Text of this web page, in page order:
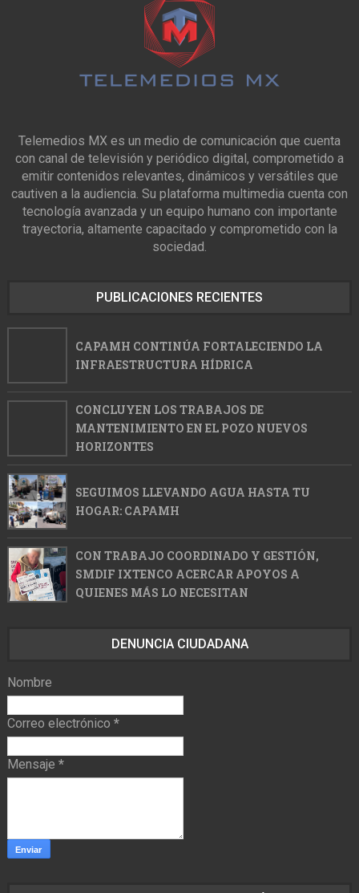
Telemedios MX es un medio de comunicación que cuenta
con canal de televisión y periódico digital, comprometido a
emitir contenidos relevantes, dinámicos y versátiles que
cautiven a la audiencia. Su plataforma multimedia cuenta con
tecnología avanzada y un equipo humano con importante
trayectoria, altamente capacitado y comprometido con la
sociedad.
PUBLICACIONES RECIENTES
CAPAMH CONTINÚA FORTALECIENDO LA
INFRAESTRUCTURA HÍDRICA
CONCLUYEN LOS TRABAJOS DE
MANTENIMIENTO EN EL POZO NUEVOS
HORIZONTES
SEGUIMOS LLEVANDO AGUA HASTA TU
HOGAR: CAPAMH
CON TRABAJO COORDINADO Y GESTIÓN,
SMDIF IXTENCO ACERCAR APOYOS A
QUIENES MÁS LO NECESITAN
DENUNCIA CIUDADANA
Nombre
Correo electrónico *
Mensaje *